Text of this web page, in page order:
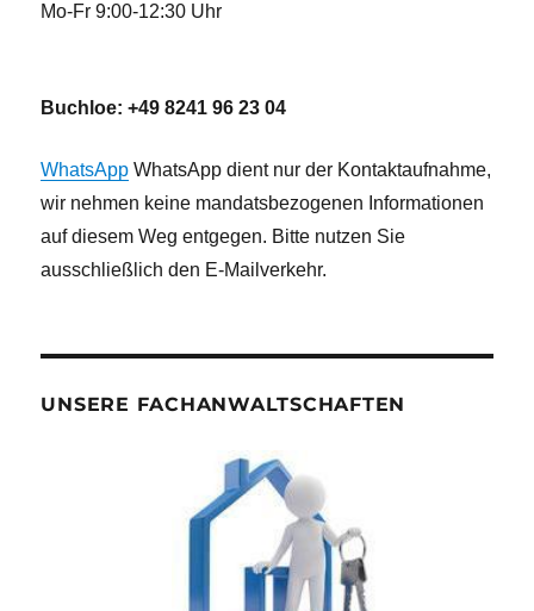
Mo-Fr 9:00-12:30 Uhr
Buchloe: +49 8241 96 23 04
WhatsApp WhatsApp dient nur der Kontaktaufnahme,
wir nehmen keine mandatsbezogenen Informationen
auf diesem Weg entgegen. Bitte nutzen Sie
ausschließlich den E-Mailverkehr.
UNSERE FACHANWALTSCHAFTEN